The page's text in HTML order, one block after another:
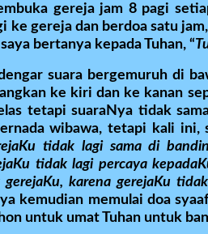
gereja jam 8 pagi
ke gereja dan berdoa satu
bertanya kepada Tuhan, “
suara bergemuruh di
ke kiri dan ke kanan
tetapi suaraNya tidak
wibawa, tetapi kali ini,
tidak lagi sama di
tidak lagi percaya
karena gerejaKu
kemudian memulai doa
untuk umat Tuhan untuk